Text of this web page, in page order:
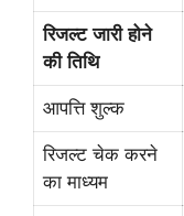
रिजल्ट जारी होने
की तिथि
आपत्ति शुल्क
रिजल्ट चेक करने
का माध्यम